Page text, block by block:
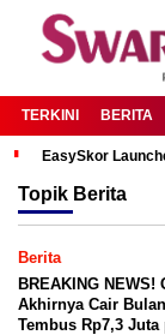
TERKINI BERITA
EasySkor
Topik Berita
Berita
BREAKING NEWS!
Akhirnya Cair
Tembus Rp7,3